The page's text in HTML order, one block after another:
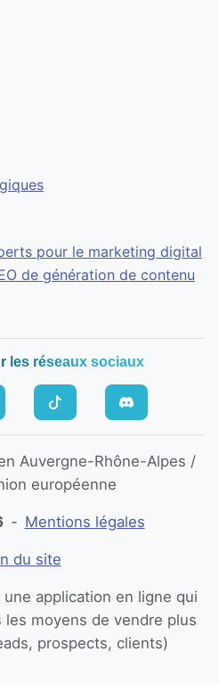
pour le marketing digital
de génération de contenu
les réseaux sociaux
Auvergne-Rhône-Alpes /
européenne
- Mentions légales
du site
application en ligne qui
moyens de vendre plus
prospects, clients)